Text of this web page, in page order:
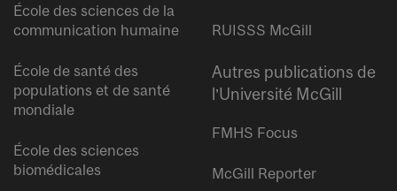
École des sciences de la
communication humaine
École de santé des
populations et de santé
mondiale
École des sciences
biomédicales
RUISSS McGill
Autres publications de
l’Université McGill
FMHS Focus
McGill Reporter